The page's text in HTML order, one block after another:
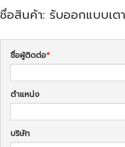
ชื่อสินค้า: รับออกแบบเต
ชื่อผู้ติดต่อ
ตำแหน่ง
บริษัท